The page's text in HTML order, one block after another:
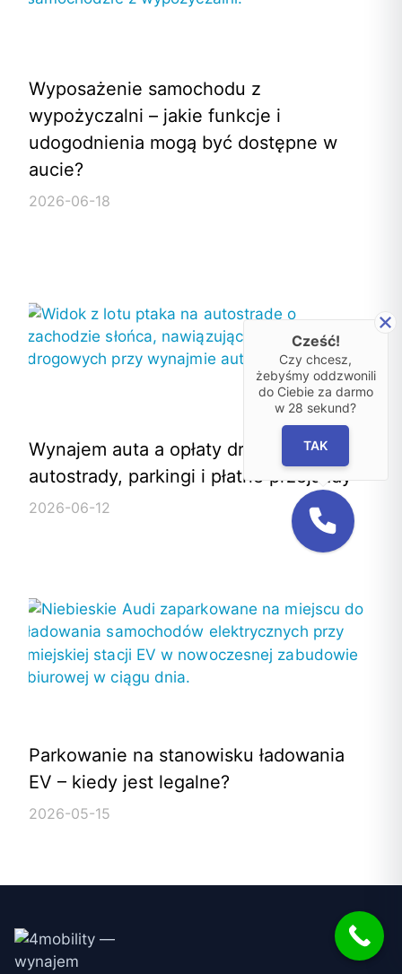
Wyposażenie samochodu z
wypożyczalni – jakie funkcje i
udogodnienia mogą być dostępne w
aucie?
2026-06-18
Wynajem auta a opłaty drogowe –
autostrady, parkingi i płatne przejazdy
2026-06-12
Parkowanie na stanowisku ładowania
EV – kiedy jest legalne?
2026-05-15
Cześć!
Czy chcesz,
żebyśmy oddzwonili
do Ciebie za darmo
w 28 sekund?
TAK